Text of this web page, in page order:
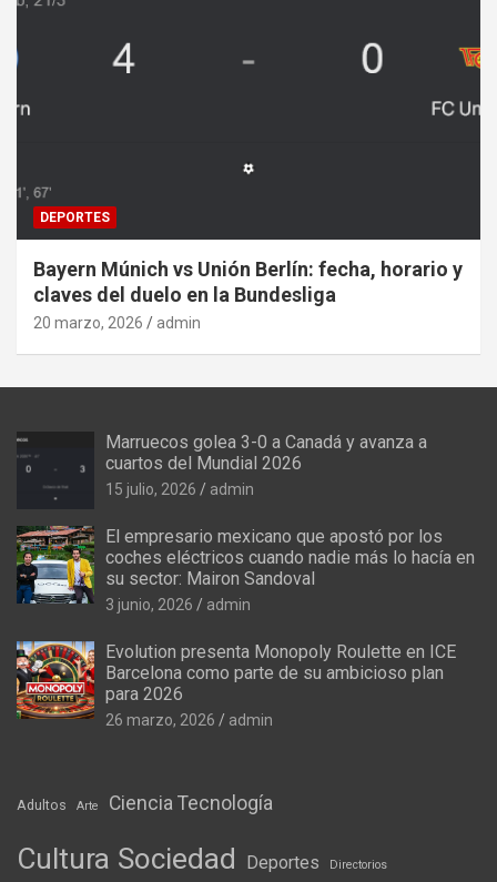
DEPORTES
Bayern Múnich vs Unión Berlín: fecha, horario y
claves del duelo en la Bundesliga
20 marzo, 2026 admin
Marruecos golea 3-0 a Canadá y avanza a
cuartos del Mundial 2026
15 julio, 2026 admin
El empresario mexicano que apostó por los
coches eléctricos cuando nadie más lo hacía en
su sector: Mairon Sandoval
3 junio, 2026 admin
Evolution presenta Monopoly Roulette en ICE
Barcelona como parte de su ambicioso plan
para 2026
26 marzo, 2026 admin
Adultos Arte Ciencia Tecnología
Cultura Sociedad Deportes Directorios